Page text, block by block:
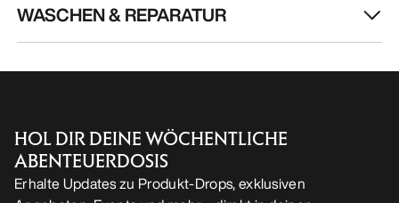
WASCHEN & REPARATUR
HOL DIR DEINE WÖCHENTLICHE
ABENTEUERDOSIS
Erhalte Updates zu Produkt-Drops, exklusiven